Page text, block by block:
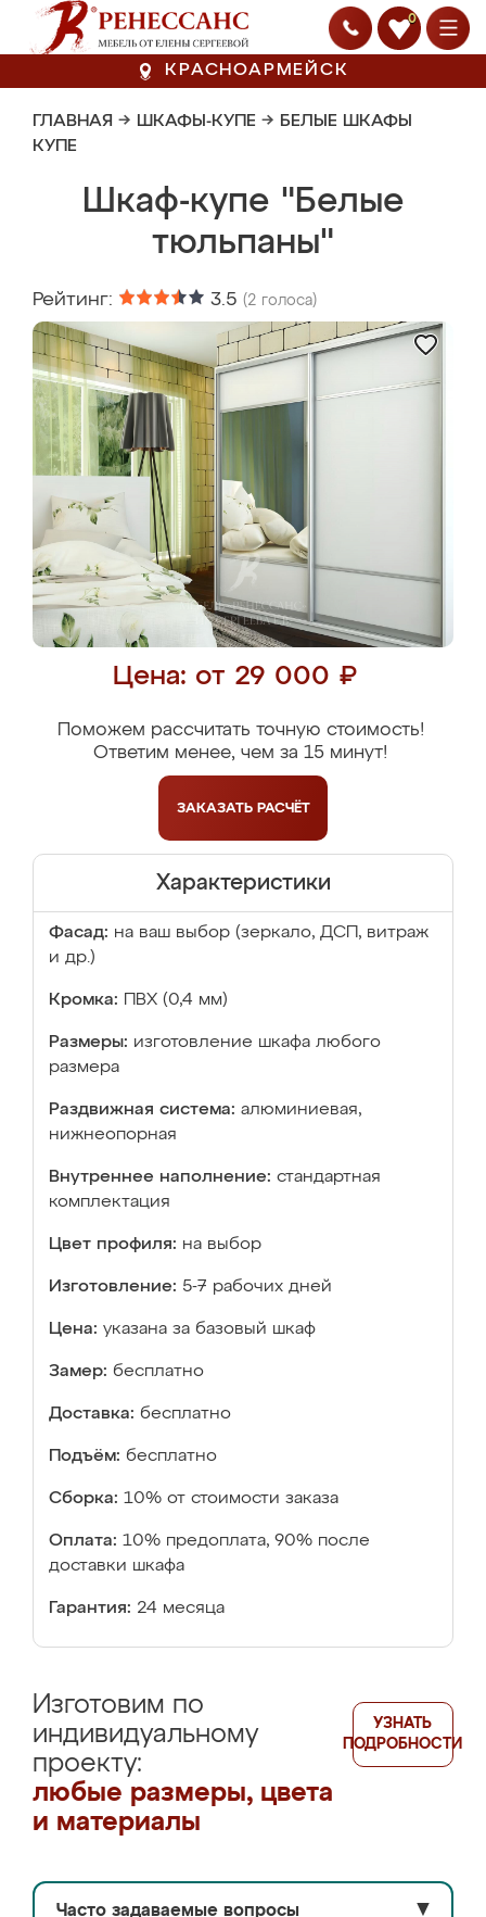
0
КРАСНОАРМЕЙСК
ГЛАВНАЯ → ШКАФЫ-КУПЕ → БЕЛЫЕ ШКАФЫ
КУПЕ
Шкаф-купе "Белые
тюльпаны"
Рейтинг: 3.5 (2 голоса)
Цена: от 29 000 ₽
Поможем рассчитать точную стоимость!
Ответим менее, чем за 15 минут!
ЗАКАЗАТЬ РАСЧЁТ
Характеристики
Фасад: на ваш выбор (зеркало, ДСП, витраж
и др.)
Кромка: ПВХ (0,4 мм)
Размеры: изготовление шкафа любого
размера
Раздвижная система: алюминиевая,
нижнеопорная
Внутреннее наполнение: стандартная
комплектация
Цвет профиля: на выбор
Изготовление: 5-7 рабочих дней
Цена: указана за базовый шкаф
Замер: бесплатно
Доставка: бесплатно
Подъём: бесплатно
Сборка: 10% от стоимости заказа
Оплата: 10% предоплата, 90% после
доставки шкафа
Гарантия: 24 месяца
Изготовим по
индивидуальному
проекту:
любые размеры, цвета
и материалы
УЗНАТЬ
ПОДРОБНОСТИ
Часто задаваемые вопросы ▼